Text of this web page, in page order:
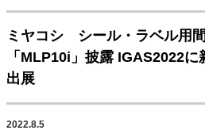
新着記事
インタビュー
コレクション
新商品
ミヤコシ シール・ラベル用
「MLP10i」披露 IGAS2022
出展
2022.8.5